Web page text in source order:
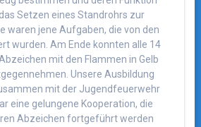
Setzen eines Standrohrs zur
waren jene Aufgaben, die von den
wurden. Am Ende konnten alle 14
mit den Flammen in Gelb
Unsere Ausbildung
mit der Jugendfeuerwehr
eine gelungene Kooperation, die
Abzeichen fortgeführt werden